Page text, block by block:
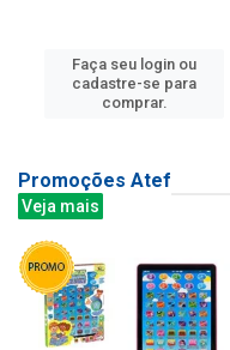
Faça seu login ou
cadastre-se para
comprar.
Promoções Atef
Veja mais